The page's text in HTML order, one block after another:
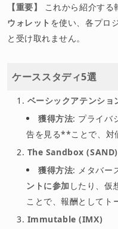
【重要】 これから紹介する
ウォレット を使い、各プロ
と受け取れません。
ケーススタディ5選
ベーシックアテンショ
獲得方法: プライバ
告を見る**ことで、対
The Sandbox
獲得方法: メタバー
ントに参加 したり、
ことで、報酬としてト
Immutable (IMX)